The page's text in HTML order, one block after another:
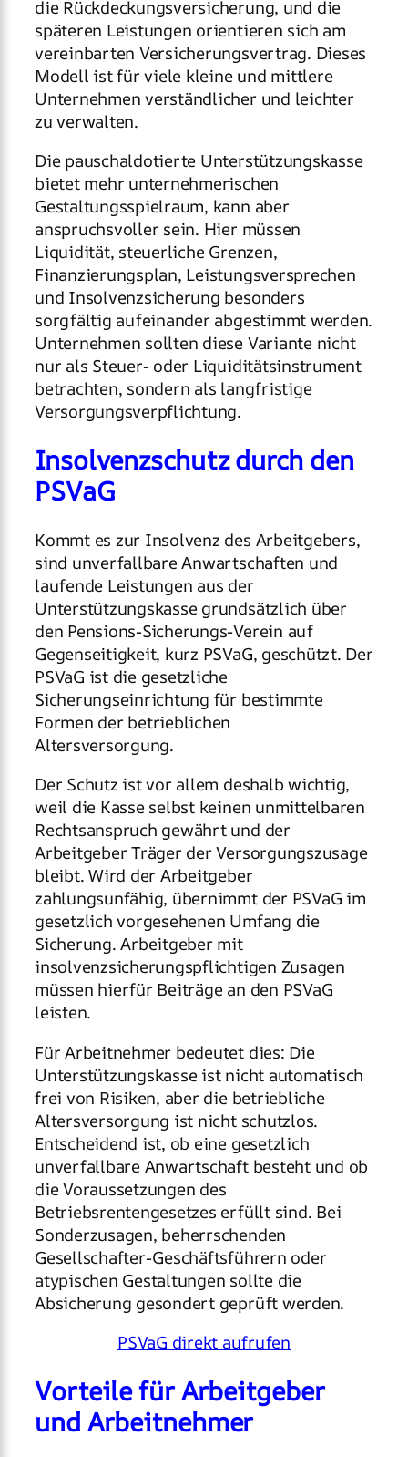
die Rückdeckungsversicherung, und die
späteren Leistungen orientieren sich am
vereinbarten Versicherungsvertrag. Dieses
Modell ist für viele kleine und mittlere
Unternehmen verständlicher und leichter
zu verwalten.
Die pauschaldotierte Unterstützungskasse
bietet mehr unternehmerischen
Gestaltungsspielraum, kann aber
anspruchsvoller sein. Hier müssen
Liquidität, steuerliche Grenzen,
Finanzierungsplan, Leistungsversprechen
und Insolvenzsicherung besonders
sorgfältig aufeinander abgestimmt werden.
Unternehmen sollten diese Variante nicht
nur als Steuer- oder Liquiditätsinstrument
betrachten, sondern als langfristige
Versorgungsverpflichtung.
Insolvenzschutz durch den
PSVaG
Kommt es zur Insolvenz des Arbeitgebers,
sind unverfallbare Anwartschaften und
laufende Leistungen aus der
Unterstützungskasse grundsätzlich über
den Pensions-Sicherungs-Verein auf
Gegenseitigkeit, kurz PSVaG, geschützt. Der
PSVaG ist die gesetzliche
Sicherungseinrichtung für bestimmte
Formen der betrieblichen
Altersversorgung.
Der Schutz ist vor allem deshalb wichtig,
weil die Kasse selbst keinen unmittelbaren
Rechtsanspruch gewährt und der
Arbeitgeber Träger der Versorgungszusage
bleibt. Wird der Arbeitgeber
zahlungsunfähig, übernimmt der PSVaG im
gesetzlich vorgesehenen Umfang die
Sicherung. Arbeitgeber mit
insolvenzsicherungspflichtigen Zusagen
müssen hierfür Beiträge an den PSVaG
leisten.
Für Arbeitnehmer bedeutet dies: Die
Unterstützungskasse ist nicht automatisch
frei von Risiken, aber die betriebliche
Altersversorgung ist nicht schutzlos.
Entscheidend ist, ob eine gesetzlich
unverfallbare Anwartschaft besteht und ob
die Voraussetzungen des
Betriebsrentengesetzes erfüllt sind. Bei
Sonderzusagen, beherrschenden
Gesellschafter-Geschäftsführern oder
atypischen Gestaltungen sollte die
Absicherung gesondert geprüft werden.
PSVaG direkt aufrufen
Vorteile für Arbeitgeber
und Arbeitnehmer